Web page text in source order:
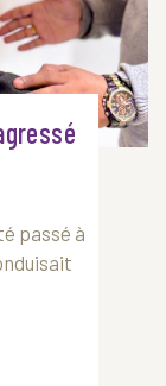
passé à